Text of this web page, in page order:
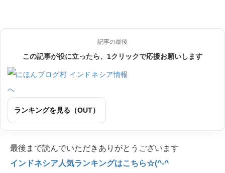
記事の最後
この記事が役に立ったら、1クリックで応援お願いします
ランキングを見る（OUT）
最後まで読んでいただきありがとうございます
インドネシア人気ランキングはこちら☆(^-^